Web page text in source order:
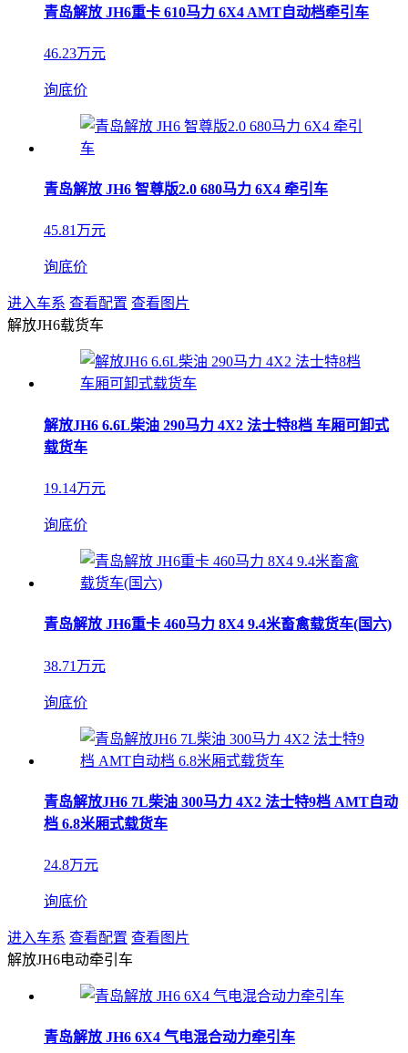
青岛解放 JH6重卡 610马力 6X4 AMT自动档牵引车
46.23万元
询底价
青岛解放 JH6 智尊版2.0 680马力 6X4 牵引车
45.81万元
询底价
进入车系 查看配置 查看图片
解放JH6载货车
解放JH6 6.6L柴油 290马力 4X2 法士特8档 车厢可卸式
载货车
19.14万元
询底价
青岛解放 JH6重卡 460马力 8X4 9.4米畜禽载货车(国六)
38.71万元
询底价
青岛解放JH6 7L柴油 300马力 4X2 法士特9档 AMT自动
档 6.8米厢式载货车
24.8万元
询底价
进入车系 查看配置 查看图片
解放JH6电动牵引车
青岛解放 JH6 6X4 气电混合动力牵引车